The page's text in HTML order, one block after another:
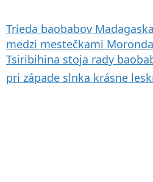
Trieda baobabov
medzi mestečkami
Tsiribihina stoja rady
pri západe slnka krásne